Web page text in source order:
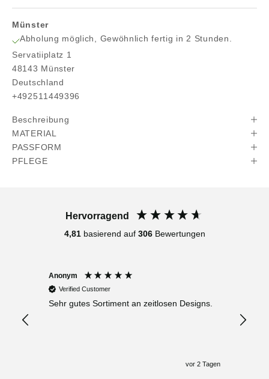
Münster
Abholung möglich, Gewöhnlich fertig in 2 Stunden.
Servatiiplatz 1
48143 Münster
Deutschland
+492511449396
Beschreibung
MATERIAL
PASSFORM
PFLEGE
Hervorragend
4,81 basierend auf 306 Bewertungen
Anonym
Verified Customer
Sehr gutes Sortiment an zeitlosen Designs.
vor 2 Tagen
kann